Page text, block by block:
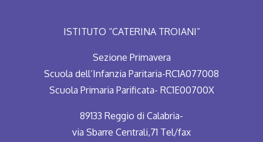
ISTITUTO “CATERINA TROIANI”
Sezione Primavera
Scuola dell’Infanzia Paritaria-RC1A077008
Scuola Primaria Parificata- RC1E00700X
89133 Reggio di Calabria-
via Sbarre Centrali,71 Tel/fax